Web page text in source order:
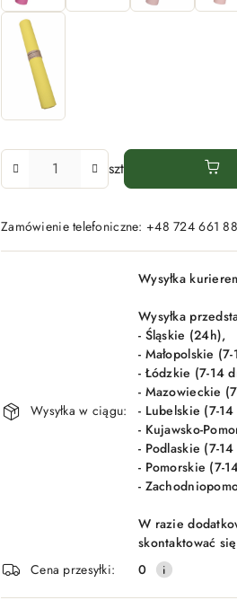
szt
Zamówienie telefoniczne: +48 724 661
Wysyłka w ciągu:
Wysyłka
Wysyłka
- Śląskie (24h),
- Małopolskie
- Łódzkie (7-14
- Mazowieckie
- Lubelskie (7-
- Kujawsko-
- Podlaskie (7-
- Pomorskie (7-
-
W razie
skontaktować
Cena przesyłki:
0